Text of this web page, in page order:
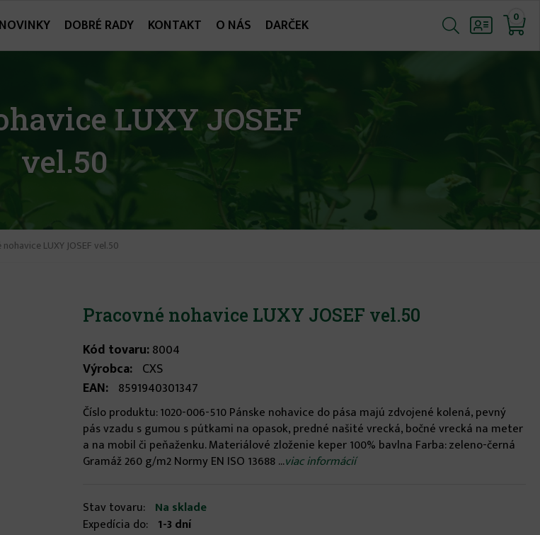
DOBRÉ RADY KONTAKT O NÁS DARČEK 0
LUXY JOSEF
vel.50
LUXY JOSEF vel.50
Pracovné nohavice LUXY JOSEF vel.50
Kód tovaru:8004
Výrobca: CXS
EAN: 8591940301347
Číslo produktu: 1020-006-510 Pánske nohavice do pása majú zdvojené kolená, pevný
pás vzadu s gumou s pútkami na opasok, predné našité vrecká, bočné vrecká na meter
a na mobil či peňaženku. Materiálové zloženie keper 100% bavlna Farba: zeleno-černá
Gramáž 260 g/m2 Normy EN ISO 13688 ...viac informácií
Stav tovaru: Na sklade
Expedícia do: 1-3 dní